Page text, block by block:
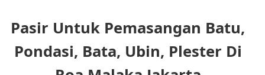
Pasir Untuk Pemasangan Batu,
Pondasi, Bata, Ubin, Plester Di